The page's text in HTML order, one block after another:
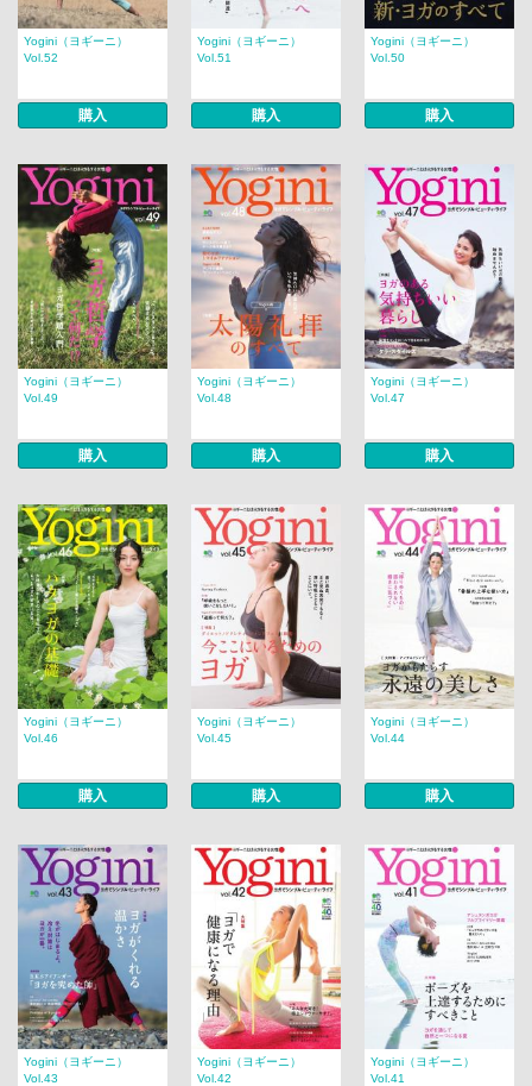
Yogini（ヨギーニ）
Vol.52
購入
Yogini（ヨギーニ）
Vol.51
購入
Yogini（ヨギーニ）
Vol.50
購入
Yogini（ヨギーニ）
Vol.49
購入
Yogini（ヨギーニ）
Vol.48
購入
Yogini（ヨギーニ）
Vol.47
購入
Yogini（ヨギーニ）
Vol.46
購入
Yogini（ヨギーニ）
Vol.45
購入
Yogini（ヨギーニ）
Vol.44
購入
Yogini（ヨギーニ）
Vol.43
Yogini（ヨギーニ）
Vol.42
Yogini（ヨギーニ）
Vol.41